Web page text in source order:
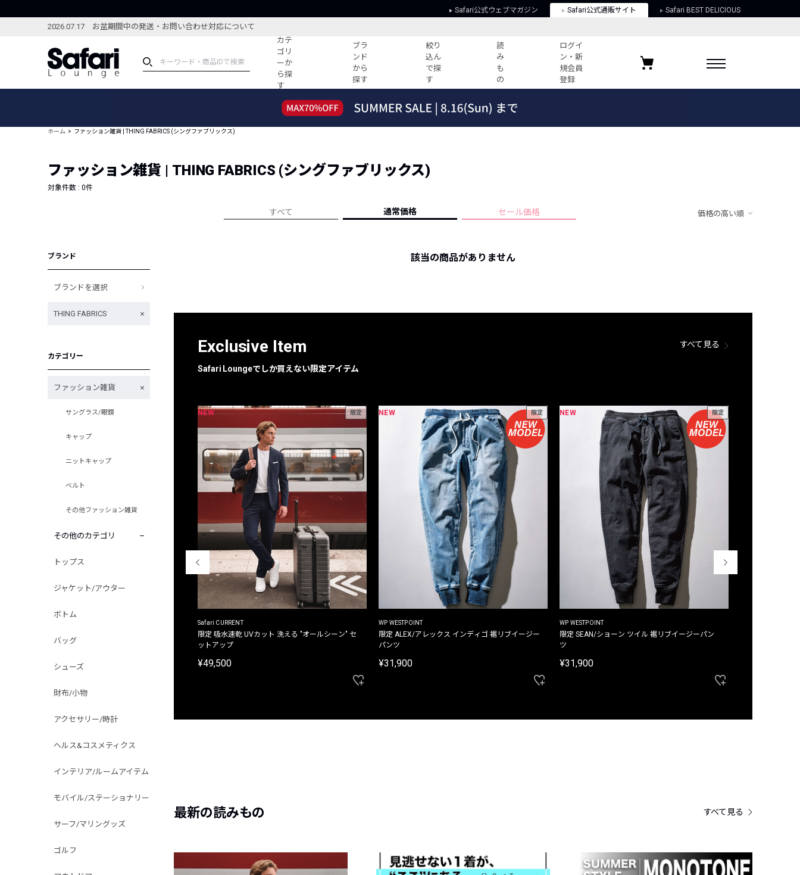
Safari公式ウェブマガジン Safari公式通販サイト Safari BEST DELICIOUS
2026.07.17 お盆期間中の発送・お問い合わせ対応について
カテ
ゴリ
ーか
ら探
す
ブラ
ンド
から
探す
絞り
込ん
で探
す
読
み
も
の
ログイ
ン・新
規会員
登録
ブランドから探す
新着アイテム
編集部のおすすめアイテム
特集記事
コーディネート
すべての記事
ーデ紹介
HOTなコーデ TOP20
人気記事ランキング
フォーカスブランド
プライバシーポリシー
お気に入りブランド
ホーム ファッション雑貨 | THING FABRICS (シングファブリックス)
ファッション雑貨 | THING FABRICS (シングファブリックス)
対象件数 : 0件
すべて 通常価格 セール価格 価格の高い順
ブランド
ブランドを選択
THING FABRICS
カテゴリー
ファッション雑貨
サングラス/眼鏡
キャップ
ニットキャップ
ベルト
その他ファッション雑貨
その他のカテゴリ
トップス
ジャケット/アウター
ボトム
バッグ
シューズ
財布/小物
アクセサリー/時計
ヘルス&コスメティクス
インテリア/ルームアイテム
モバイル/ステーショナリー
サーフ/マリングッズ
ゴルフ
該当の商品がありません
Exclusive Item
Safari Loungeでしか買えない限定アイテム
すべて見る
NEW 限定
Safari CURRENT
限定 吸水速乾 UVカット 洗える "オールシーン" セ
ットアップ
¥49,500
NEW 限定
WP WESTPOINT
限定 ALEX/アレックス インディゴ 裾リブイージー
パンツ
¥31,900
NEW 限定
WP WESTPOINT
限定 SEAN/ショーン ツイル 裾リブイージーパン
ツ
¥31,900
最新の読みもの すべて見る